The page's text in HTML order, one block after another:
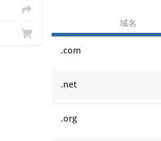
域名
.com
.net
.org